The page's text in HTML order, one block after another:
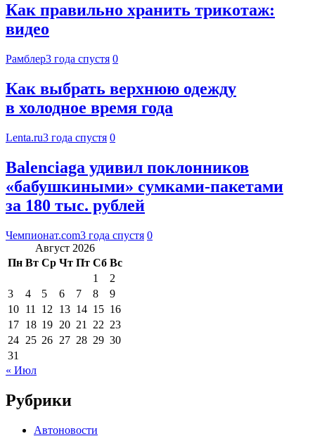
Как правильно хранить трикотаж:
видео
Рамблер3 года спустя 0
Как выбрать верхнюю одежду
в холодное время года
Lenta.ru3 года спустя 0
Balenciaga удивил поклонников
«бабушкиными» сумками-пакетами
за 180 тыс. рублей
Чемпионат.com3 года спустя 0
Август 2026
Пн Вт Ср Чт Пт Сб Вс
1
2
3
4 5 6 7 8
9
10 11 12 13 14 15 16
17 18 19 20 21 22 23
24 25 26 27 28 29 30
31
« Июл
Рубрики
Автоновости